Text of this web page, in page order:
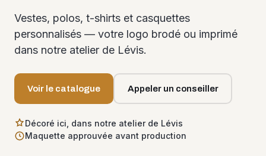
Vestes, polos, t-shirts et casquettes
personnalisés — votre logo brodé ou imprimé
dans notre atelier de Lévis.
Voir le catalogue Appeler un conseiller
Décoré ici, dans notre atelier de Lévis
Maquette approuvée avant production